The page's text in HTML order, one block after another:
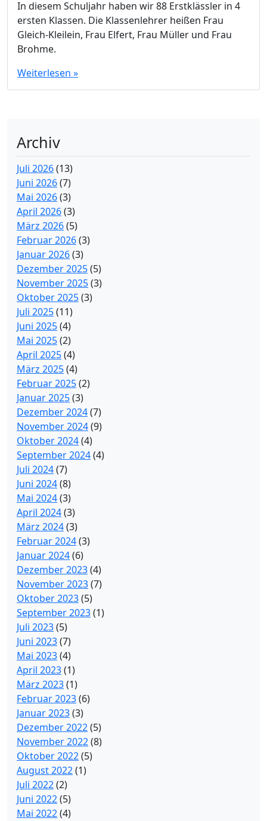
In diesem Schuljahr haben wir 88 Erstklässler in 4
ersten Klassen. Die Klassenlehrer heißen Frau
Gleich-Kleilein, Frau Elfert, Frau Müller und Frau
Brohme.
Weiterlesen »
Archiv
Juli 2026(13)
Juni 2026(7)
Mai 2026(3)
April 2026(3)
März 2026(5)
Februar 2026(3)
Januar 2026(3)
Dezember 2025(5)
November 2025(3)
Oktober 2025(3)
Juli 2025(11)
Juni 2025(4)
Mai 2025(2)
April 2025(4)
März 2025(4)
Februar 2025(2)
Januar 2025(3)
Dezember 2024(7)
November 2024(9)
Oktober 2024(4)
September 2024(4)
Juli 2024(7)
Juni 2024(8)
Mai 2024(3)
April 2024(3)
März 2024(3)
Februar 2024(3)
Januar 2024(6)
Dezember 2023(4)
November 2023(7)
Oktober 2023(5)
September 2023(1)
Juli 2023(5)
Juni 2023(7)
Mai 2023(4)
April 2023(1)
März 2023(1)
Februar 2023(6)
Januar 2023(3)
Dezember 2022(5)
November 2022(8)
Oktober 2022(5)
August 2022(1)
Juli 2022(2)
Juni 2022(5)
Mai 2022(4)